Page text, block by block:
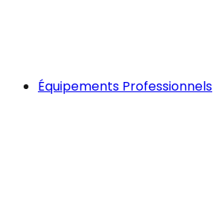
Équipements Professionnels